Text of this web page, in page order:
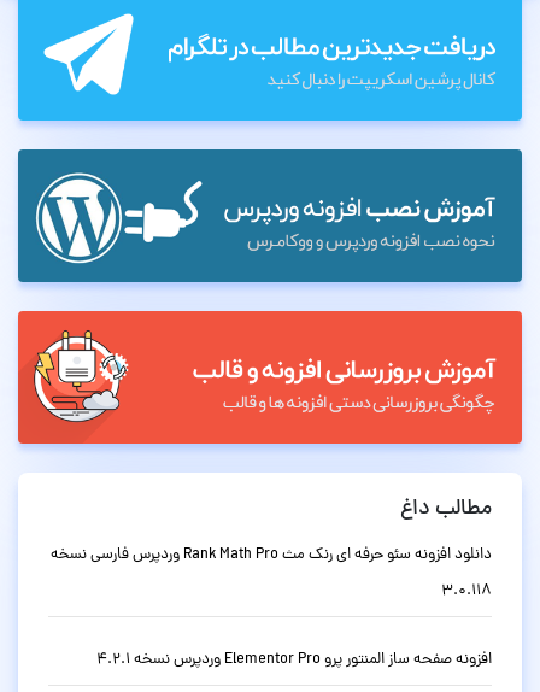
مطالب داغ
دانلود افزونه سئو حرفه ای رنک مث Rank Math Pro وردپرس فارسی نسخه
3.0.118
افزونه صفحه ساز المنتور پرو Elementor Pro وردپرس نسخه 4.2.1